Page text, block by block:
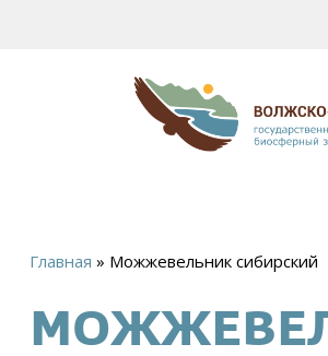
здесь
Главная » Можжевельник сибирский